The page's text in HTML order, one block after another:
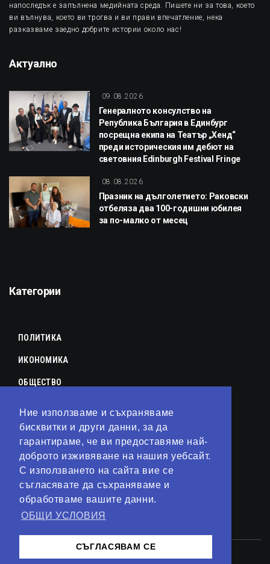
Ние използваме и съхраняваме
бисквитки и други данни, за да
гарантираме, че ви предоставяме най-
доброто изживяване на нашия уебсайт.
С използването на сайта вие се
съгласявате да съхраняваме и
обработваме вашите данни.
ОБЩИ УСЛОВИЯ
СЪГЛАСЯВАМ СЕ
напоследък е запълнена медийната среда. Пишете ни за това, което
ви вълнува, което ви трогва и ви прави впечатление, нека
разказваме заедно добрите истории около нас!
Актуално
09.08.2026
Генералното консулство на
Република България в Единбург
посрещна екипа на Театър „Хенд“
преди историческия им дебют на
световния Edinburgh Festival Fringe
08.08.2026
Празник на дълголетието: Раковски
отбеляза два 100-годишни юбилея
за по-малко от месец
Категории
ПОЛИТИКА
ИКОНОМИКА
ОБЩЕСТВО
КУЛТУРА
ЛАЙФСТАЙЛ
ТЕХНОЛОГИИ
АНАЛИЗИ
СВЯТ
© 2023 – Сайт отKirov Invest Group